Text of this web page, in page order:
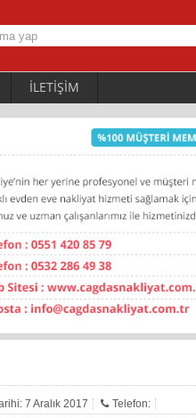
İLETİŞİM
7 Aralık 2017 Telefon: